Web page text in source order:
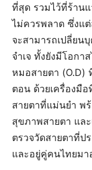
ที่สุด รวมไว้ที่ร้าน
ไม่ควรพลาด ซึ่งแ
จะสามารถเปลี่ยน
จำเจ ทั้งยังมีโอก
หมอสายตา (O.D)
ตอน ด้วยเครื่องมื
สายตาที่แม่นยำ พ
สุขภาพสายตา แล
ตรวจวัดสายตาที่ป
และอยู่คู่คนไทยมา